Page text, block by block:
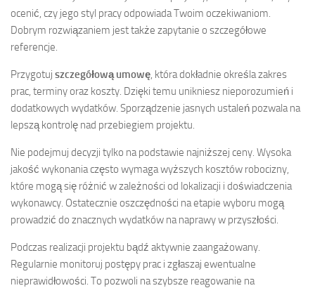
ocenić, czy jego styl pracy odpowiada Twoim oczekiwaniom.
Dobrym rozwiązaniem jest także zapytanie o szczegółowe
referencje.
Przygotuj szczegółową umowę, która dokładnie określa zakres
prac, terminy oraz koszty. Dzięki temu unikniesz nieporozumień i
dodatkowych wydatków. Sporządzenie jasnych ustaleń pozwala na
lepszą kontrolę nad przebiegiem projektu.
Nie podejmuj decyzji tylko na podstawie najniższej ceny. Wysoka
jakość wykonania często wymaga wyższych kosztów robocizny,
które mogą się różnić w zależności od lokalizacji i doświadczenia
wykonawcy. Ostatecznie oszczędności na etapie wyboru mogą
prowadzić do znacznych wydatków na naprawy w przyszłości.
Podczas realizacji projektu bądź aktywnie zaangażowany.
Regularnie monitoruj postępy prac i zgłaszaj ewentualne
nieprawidłowości. To pozwoli na szybsze reagowanie na